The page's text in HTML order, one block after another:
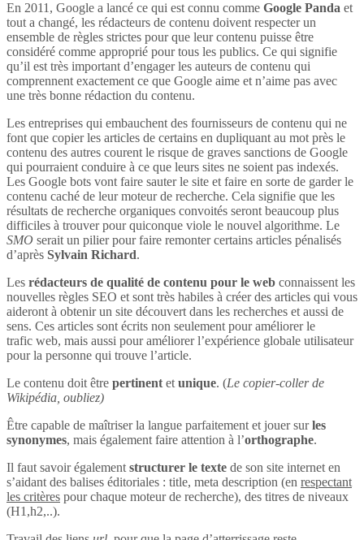
En 2011, Google a lancé ce qui est connu comme Google Panda et
tout a changé, les rédacteurs de contenu doivent respecter un
ensemble de règles strictes pour que leur contenu puisse être
considéré comme approprié pour tous les publics. Ce qui signifie
qu’il est très important d’engager les auteurs de contenu qui
comprennent exactement ce que Google aime et n’aime pas avec
une très bonne rédaction du contenu.
Les entreprises qui embauchent des fournisseurs de contenu qui ne
font que copier les articles de certains en dupliquant au mot près le
contenu des autres courent le risque de graves sanctions de Google
qui pourraient conduire à ce que leurs sites ne soient pas indexés.
Les Google bots vont faire sauter le site et faire en sorte de garder le
contenu caché de leur moteur de recherche. Cela signifie que les
résultats de recherche organiques convoités seront beaucoup plus
difficiles à trouver pour quiconque viole le nouvel algorithme. Le
SMO serait un pilier pour faire remonter certains articles pénalisés
d’après Sylvain Richard.
Les rédacteurs de qualité de contenu pour le web connaissent les
nouvelles règles SEO et sont très habiles à créer des articles qui vous
aideront à obtenir un site découvert dans les recherches et aussi de
sens. Ces articles sont écrits non seulement pour améliorer le
trafic web, mais aussi pour améliorer l’expérience globale utilisateur
pour la personne qui trouve l’article.
Le contenu doit être pertinent et unique. (Le copier-coller de
Wikipédia, oubliez)
Être capable de maîtriser la langue parfaitement et jouer surles
synonymes, mais également faire attention à l’orthographe.
Il faut savoir également structurer le texte de son site internet en
s’aidant des balises éditoriales : title, meta description (en respectant
les critères pour chaque moteur de recherche), des titres de niveaux
(H1,h2,..).